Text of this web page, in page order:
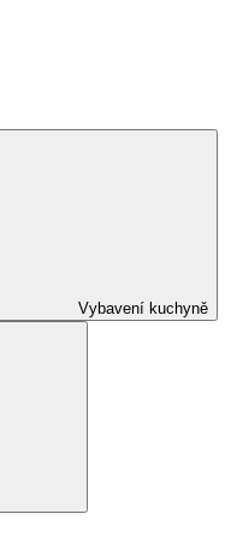
Vybavení kuchyně